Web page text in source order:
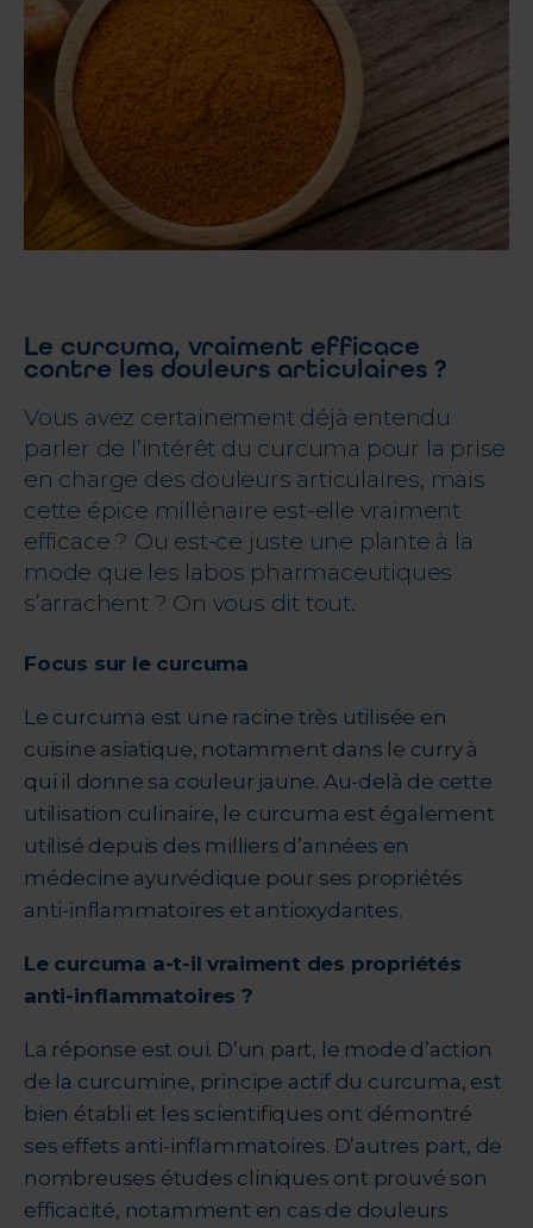
Le curcuma, vraiment efficace
contre les douleurs articulaires ?
Vous avez certainement déjà entendu
parler de l’intérêt du curcuma pour la prise
en charge des douleurs articulaires, mais
cette épice millénaire est-elle vraiment
efficace ? Ou est-ce juste une plante à la
mode que les labos pharmaceutiques
s’arrachent ? On vous dit tout.
Focus sur le curcuma
Le curcuma est une racine très utilisée en
cuisine asiatique, notamment dans le curry à
qui il donne sa couleur jaune. Au-delà de cette
utilisation culinaire, le curcuma est également
utilisé depuis des milliers d’années en
médecine ayurvédique pour ses propriétés
anti-inflammatoires et antioxydantes.
Le curcuma a-t-il vraiment des propriétés
anti-inflammatoires ?
La réponse est oui. D’un part, le mode d’action
de la curcumine, principe actif du curcuma, est
bien établi et les scientifiques ont démontré
ses effets anti-inflammatoires. D’autres part, de
nombreuses études cliniques ont prouvé son
efficacité, notamment en cas de douleurs